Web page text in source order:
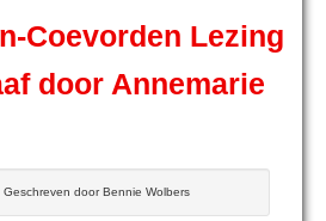
Coevorden Lezing
door Annemarie
door Bennie Wolbers